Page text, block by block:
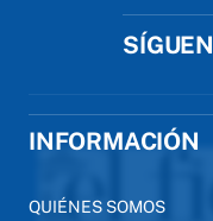
INFORMACIÓN
QUIÉNES SOMOS